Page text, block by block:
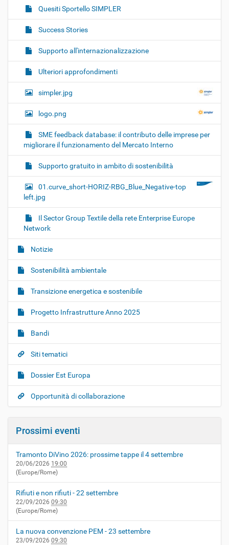
Quesiti Sportello SIMPLER
Success Stories
Supporto all'internazionalizzazione
Ulteriori approfondimenti
simpler.jpg
logo.png
SME feedback database: il contributo delle imprese per
migliorare il funzionamento del Mercato Interno
Supporto gratuito in ambito di sostenibilità
01.curve_short-HORIZ-RBG_Blue_Negative-top
left.jpg
Il Sector Group Textile della rete Enterprise Europe
Network
Notizie
Sostenibilità ambientale
Transizione energetica e sostenibile
Progetto Infrastrutture Anno 2025
Bandi
Siti tematici
Dossier Est Europa
Opportunità di collaborazione
Prossimi eventi
Tramonto DiVino 2026: prossime tappe il 4 settembre
20/06/2026 19:00
(Europe/Rome)
Rifiuti e non rifiuti - 22 settembre
22/09/2026 09:30
(Europe/Rome)
La nuova convenzione PEM - 23 settembre
23/09/2026 09:30